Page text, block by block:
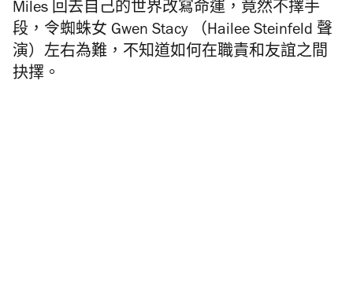
Miles 回去自己的世界改寫命運，竟然不擇手
段，令蜘蛛女 Gwen Stacy （Hailee Steinfeld 聲
演）左右為難，不知道如何在職責和友誼之間
抉擇。